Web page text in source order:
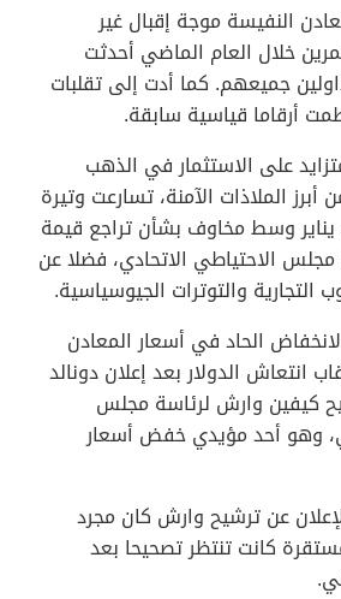
النفيسة موجة إقبال غير
خلال العام الماضي أحدثت
جميعهم. كما أدت إلى تقلبات
أرقاما قياسية سابقة.
على الاستثمار في الذهب
أبرز الملاذات الآمنة، تسارعت وتيرة
يناير وسط مخاوف بشأن تراجع قيمة
مجلس الاحتياطي الاتحادي، فضلا عن
التجارية والتوترات الجيوسياسية.
الحاد في أسعار المعادن
انتعاش الدولار بعد إعلان دونالد
كيفين وارش لرئاسة مجلس
وهو أحد مؤيدي خفض أسعار
عن ترشيح وارش كان مجرد
كانت تنتظر تصحيحا بعد